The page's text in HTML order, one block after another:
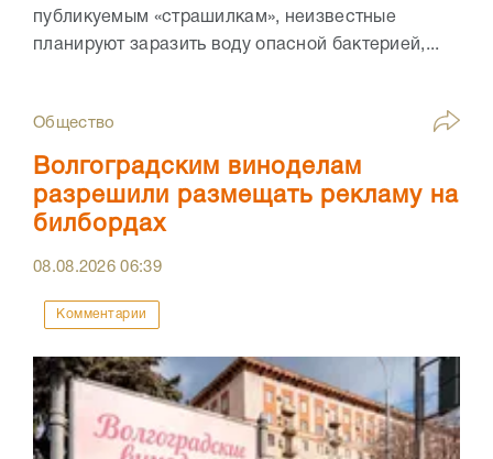
публикуемым «страшилкам», неизвестные
планируют заразить воду опасной бактерией,...
Общество
Волгоградским виноделам
разрешили размещать рекламу на
билбордах
08.08.202606:39
Комментарии